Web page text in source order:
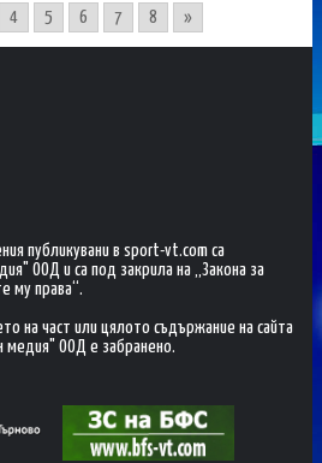
4 5 6 7 8 »
публикувани в sport-vt.com са
ООД и са под закрила на „Закона за
му права“.
на част или цялото съдържание на сайта
медия" ООД е забранено.